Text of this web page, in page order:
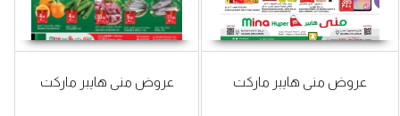
عروض منى هايبر ماركت عروض منى هايبر ماركت